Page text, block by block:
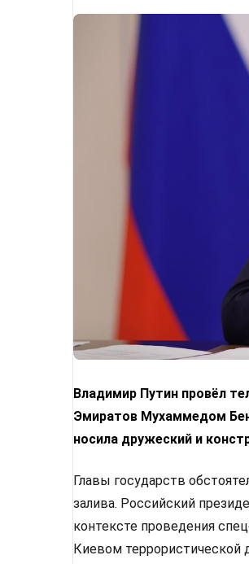
Владимир Путин провёл
Эмиратов Мухаммедом
носила дружеский и
Главы государств
залива. Российский
контексте проведения
Киевом террористической